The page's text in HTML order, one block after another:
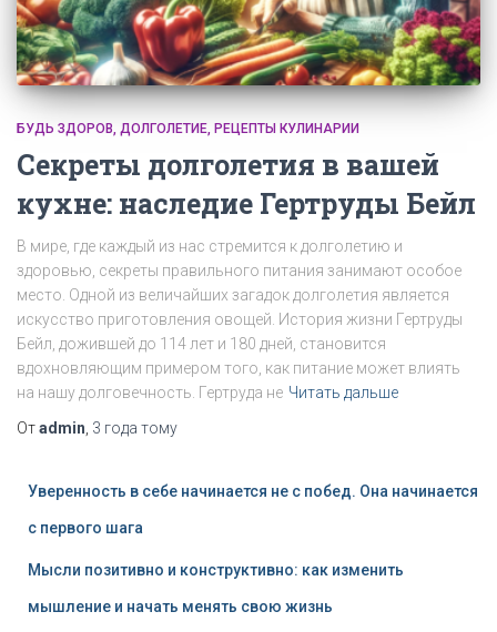
БУДЬ ЗДОРОВ ДОЛГОЛЕТИЕ РЕЦЕПТЫ КУЛИНАРИИ
Секреты долголетия в вашей
кухне: наследие Гертруды Бейл
В мире, где каждый из нас стремится к долголетию и
здоровью, секреты правильного питания занимают особое
место. Одной из величайших загадок долголетия является
искусство приготовления овощей. История жизни Гертруды
Бейл, дожившей до 114 лет и 180 дней, становится
вдохновляющим примером того, как питание может влиять
на нашу долговечность. Гертруда не Читать дальше
Отadmin 3 года тому
Уверенность в себе начинается не с побед. Она начинается
с первого шага
Мысли позитивно и конструктивно: как изменить
мышление и начать менять свою жизнь